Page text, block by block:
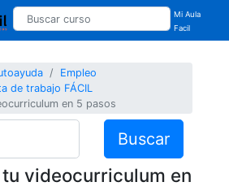
Mi Aula
Facil
Empleo
de trabajo FÁCIL
en 5 pasos
Buscar
videocurriculum en